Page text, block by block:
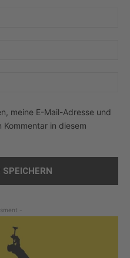
meine E-Mail-Adresse und
in diesem
-